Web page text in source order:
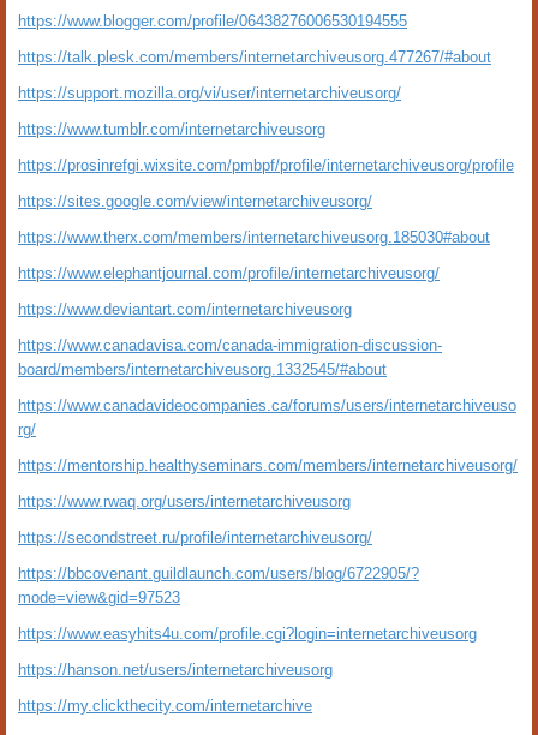
https://www.blogger.com/profile/06438276006530194555
https://talk.plesk.com/members/internetarchiveusorg.477267/#about
https://support.mozilla.org/vi/user/internetarchiveusorg/
https://www.tumblr.com/internetarchiveusorg
https://prosinrefgi.wixsite.com/pmbpf/profile/internetarchiveusorg/profile
https://sites.google.com/view/internetarchiveusorg/
https://www.therx.com/members/internetarchiveusorg.185030#about
https://www.elephantjournal.com/profile/internetarchiveusorg/
https://www.deviantart.com/internetarchiveusorg
https://www.canadavisa.com/canada-immigration-discussion-
board/members/internetarchiveusorg.1332545/#about
https://www.canadavideocompanies.ca/forums/users/internetarchiveuso
rg/
https://mentorship.healthyseminars.com/members/internetarchiveusorg/
https://www.rwaq.org/users/internetarchiveusorg
https://secondstreet.ru/profile/internetarchiveusorg/
https://bbcovenant.guildlaunch.com/users/blog/6722905/?
mode=view&gid=97523
https://www.easyhits4u.com/profile.cgi?login=internetarchiveusorg
https://hanson.net/users/internetarchiveusorg
https://my.clickthecity.com/internetarchive